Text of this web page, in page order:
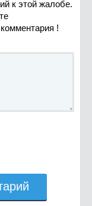
к этой жалобе.
!